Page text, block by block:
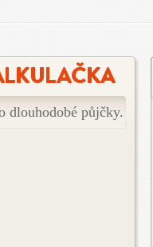
dlouhodobé půjčky.